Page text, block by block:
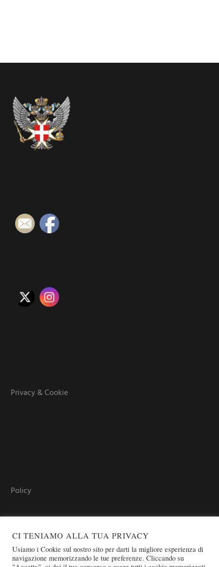
Footer
Privacy & Cookie
Policy
CI TENIAMO ALLA TUA PRIVACY
Usiamo i Cookie sul nostro sito per darti la migliore esperienza di
navigazione memorizzando le tue preferenze. Cliccando su